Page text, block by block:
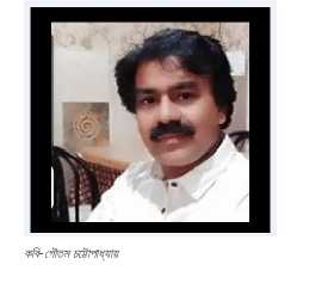
কবি-গৌতম চট্টোপাধ্যায়